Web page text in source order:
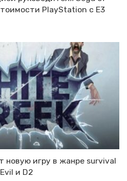
PlayStation с E3
новую игру в жанре survival
и D2